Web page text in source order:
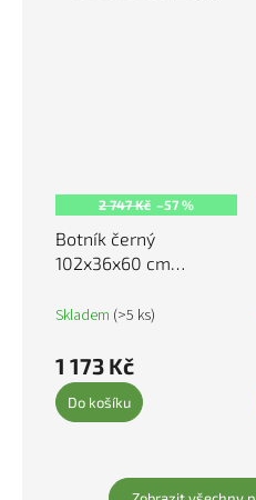
2 747 Kč –57 %
Botník černý
102x36x60 cm
819725
Skladem (>5 ks)
1 173 Kč
Do košíku